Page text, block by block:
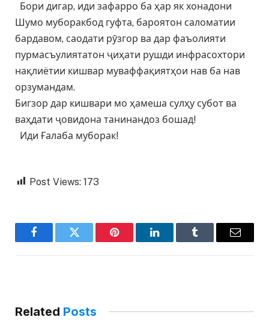
Бори дигар, иди зафарро ба ҳар як хонадони
Шумо муборакбод гуфта, бароятон саломатии
бардавом, саодати рӯзгор ва дар фаъолияти
пурмасъулиятатон ҷиҳати рушди инфрасохтори
нақлиётии кишвар муваффақиятҳои нав ба нав
орзумандам.
Бигзор дар кишвари мо ҳамеша сулҳу субот ва
ваҳдати ҷовидона танинандоз бошад!
Иди Ғалаба муборак!
Post Views: 173
FacebookTwitter Pinterest LinkedInTumblr Email
Related Posts